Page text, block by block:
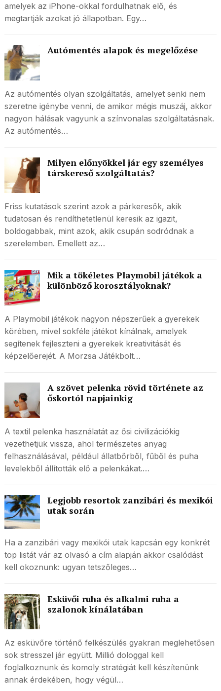
amelyek az iPhone-okkal fordulhatnak elő, és
megtartják azokat jó állapotban. Egy…
Autómentés alapok és megelőzése
Az autómentés olyan szolgáltatás, amelyet senki nem
szeretne igénybe venni, de amikor mégis muszáj, akkor
nagyon hálásak vagyunk a színvonalas szolgáltatásnak.
Az autómentés…
Milyen előnyökkel jár egy személyes
társkereső szolgáltatás?
Friss kutatások szerint azok a párkeresők, akik
tudatosan és rendíthetetlenül keresik az igazit,
boldogabbak, mint azok, akik csupán sodródnak a
szerelemben. Emellett az…
Mik a tökéletes Playmobil játékok a
különböző korosztályoknak?
A Playmobil játékok nagyon népszerűek a gyerekek
körében, mivel sokféle játékot kínálnak, amelyek
segítenek fejleszteni a gyerekek kreativitását és
képzelőerejét. A Morzsa Játékbolt…
A szövet pelenka rövid története az
őskortól napjainkig
A textil pelenka használatát az ősi civilizációkig
vezethetjük vissza, ahol természetes anyag
felhasználásával, például állatbőrből, fűből és puha
levelekből állították elő a pelenkákat.…
Legjobb resortok zanzibári és mexikói
utak során
Ha a zanzibári vagy mexikói utak kapcsán egy konkrét
top listát vár az olvasó a cím alapján akkor csalódást
kell okoznunk: ugyan tetszőleges…
Esküvői ruha és alkalmi ruha a
szalonok kínálatában
Az esküvőre történő felkészülés gyakran meglehetősen
sok stresszel jár együtt. Millió dologgal kell
foglalkoznunk és komoly stratégiát kell készítenünk
annak érdekében, hogy végül…